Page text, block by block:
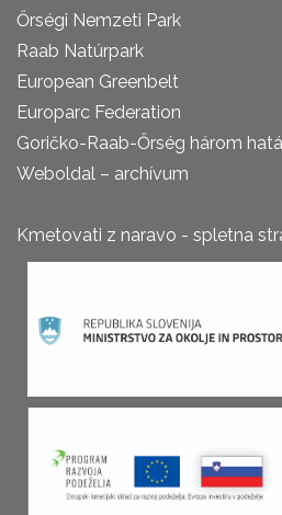
Őrségi Nemzeti Park
Raab Natúrpark
European Greenbelt
Europarc Federation
Goričko-Raab-Őrség három
Weboldal – archívum
Kmetovati z naravo - spletna